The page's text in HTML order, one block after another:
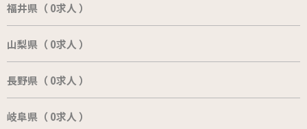
福井県（ 0求人 ）
山梨県（ 0求人 ）
長野県（ 0求人 ）
岐阜県（ 0求人 ）